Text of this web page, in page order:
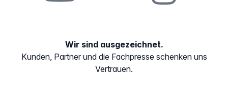
Wir sind ausgezeichnet.
Kunden, Partner und die Fachpresse schenken uns
Vertrauen.